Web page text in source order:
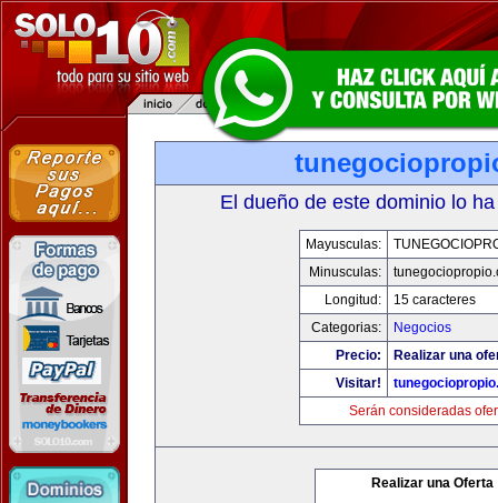
El dueño de este dominio lo
Mayusculas:
Minusculas:
Longitud:
15 caracteres
Categorias:
Negocios
Precio:
Realizar una
Visitar!
Serán consideradas
Realizar una Oferta